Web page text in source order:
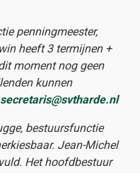
penningmeester,
heeft 3 termijnen +
moment nog geen
kunnen
secretaris@svtharde.nl
bestuursfunctie
. Jean-Michel
. Het hoofdbestuur